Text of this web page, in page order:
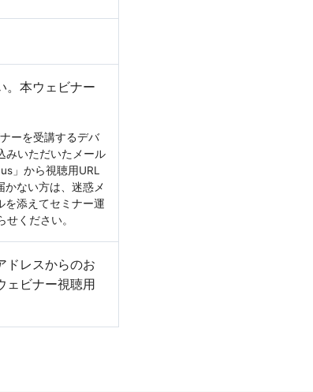
。本ウェビナー
ーを受講するデバ
みいただいたメール
」から視聴用URL
かない方は、迷惑メ
を添えてセミナー運
ください。
ドレスからのお
ェビナー視聴用